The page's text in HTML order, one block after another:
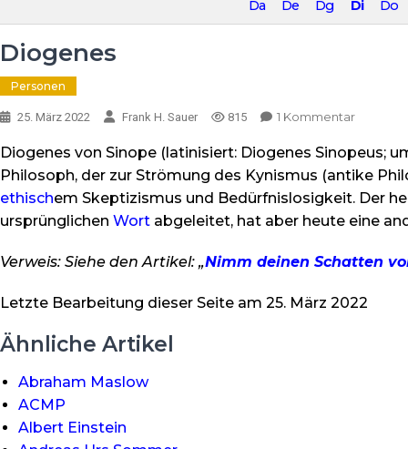
Da De Dg Di Do
Diogenes
Personen
25. März 2022 Frank H. Sauer 815 1 KommentarZu
Diogenes von Sinope (latinisiert: Diogenes Sinopeus;
Philosoph, der zur Strömung des Kynismus (antike
ethischem Skeptizismus und Bedürfnislosigkeit. Der
ursprünglichen Wort abgeleitet, hat aber heute eine
Verweis: Siehe den Artikel: „Nimm deinen Schatten
Letzte Bearbeitung dieser Seite am 25. März 2022
Ähnliche Artikel
Abraham Maslow
ACMP
Albert Einstein